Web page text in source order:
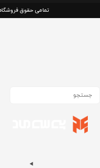
تمامی حقوق